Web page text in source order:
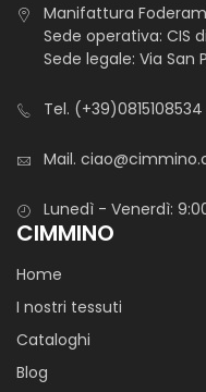
Manifattura
Sede operativa: CIS
Sede legale: Via San
Tel. (+39)0815108534
Mail.
Lunedì - Venerdì:
CIMMINO
Home
I nostri tessuti
Cataloghi
Blog